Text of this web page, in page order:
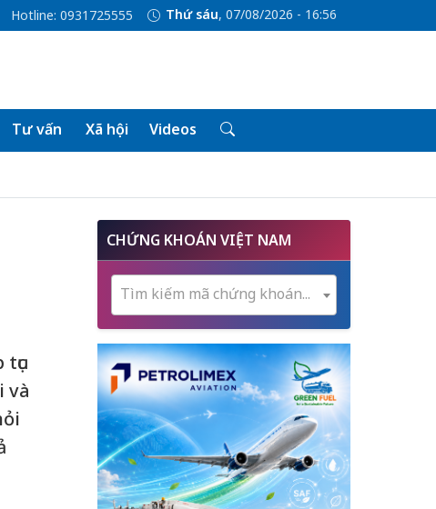
Hotline: 0931725555 Thứ sáu, 07/08/2026 - 16:56
Tư vấn Xã hội Videos
và
CHỨNG KHOÁN VIỆT NAM
Tìm kiếm mã chứng khoán...